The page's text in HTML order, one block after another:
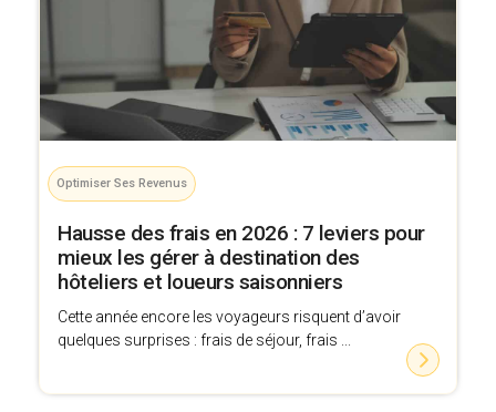
Optimiser Ses Revenus
Hausse des frais en 2026 : 7 leviers pour
mieux les gérer à destination des
hôteliers et loueurs saisonniers
Cette année encore les voyageurs risquent d’avoir
quelques surprises : frais de séjour, frais ...